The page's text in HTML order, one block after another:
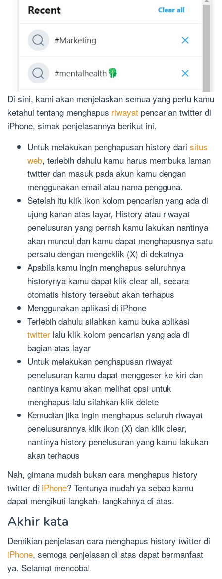
Di sini, kami akan menjelaskan semua yang perlu kamu
ketahui tentang menghapus riwayat pencarian twitter di
iPhone, simak penjelasannya berikut ini.
Untuk melakukan penghapusan history dari situs
web, terlebih dahulu kamu harus membuka laman
twitter dan masuk pada akun kamu dengan
menggunakan email atau nama pengguna.
Setelah itu klik ikon kolom pencarian yang ada di
ujung kanan atas layar, History atau riwayat
penelusuran yang pernah kamu lakukan nantinya
akan muncul dan kamu dapat menghapusnya satu
persatu dengan mengeklik (X) di dekatnya
Apabila kamu ingin menghapus seluruhnya
historynya kamu dapat klik clear all, secara
otomatis history tersebut akan terhapus
Menggunakan aplikasi di iPhone
Terlebih dahulu silahkan kamu buka aplikasi
twitter lalu klik kolom pencarian yang ada di
bagian atas layar
Untuk melakukan penghapusan riwayat
penelusuran kamu dapat menggeser ke kiri dan
nantinya kamu akan melihat opsi untuk
menghapus lalu silahkan klik delete
Kemudian jika ingin menghapus seluruh riwayat
penelusurannya klik ikon (X) dan klik clear,
nantinya history penelusuran yang kamu lakukan
akan terhapus
Nah, gimana mudah bukan cara menghapus history
twitter di iPhone? Tentunya mudah ya sebab kamu
dapat mengikuti langkah- langkahnya di atas.
Akhir kata
Demikian penjelasan cara menghapus history twitter di
iPhone, semoga penjelasan di atas dapat bermanfaat
ya. Selamat mencoba!